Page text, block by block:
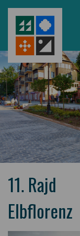
11. Rajd
Elbflorenz